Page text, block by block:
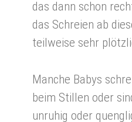
das dann schon
das Schreien ab
teilweise sehr
Manche Babys
beim Stillen oder
unruhig oder